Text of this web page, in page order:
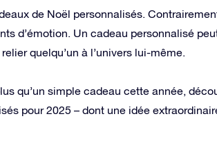
de Noël personnalisés.
d’émotion. Un cadeau personnalisé
quelqu’un à l’univers lui-même.
qu’un simple cadeau cette année,
pour 2025 – dont une idée